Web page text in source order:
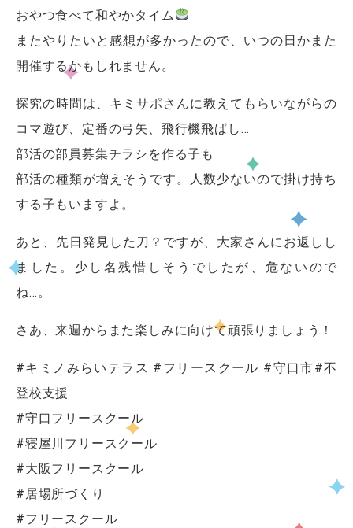
おやつ食べて和やかタイム
またやりたいと感想が多かったので、いつの日かまた
開催するかもしれません。
探究の時間は、キミサポさんに教えてもらいながらの
コマ遊び、定番の弓矢、飛行機飛ばし…
部活の部員募集チラシを作る子も
部活の種類が増えそうです。人数少ないので掛け持ち
する子もいますよ。
あと、先日発見した刀？ですが、大家さんにお返しし
ました。少し名残惜しそうでしたが、危ないので
ね…。
さあ、来週からまた楽しみに向けて頑張りましょう！
#キミノみらいテラス #フリースクール #守口市#不
登校支援
#守口フリースクール
#寝屋川フリースクール
#大阪フリースクール
#居場所づくり
#フリースクール